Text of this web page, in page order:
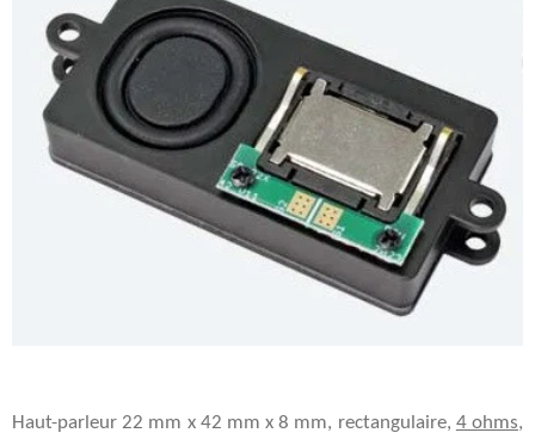
Haut-parleur 22 mm x 42 mm x 8 mm, rectangulaire, 4 ohms,